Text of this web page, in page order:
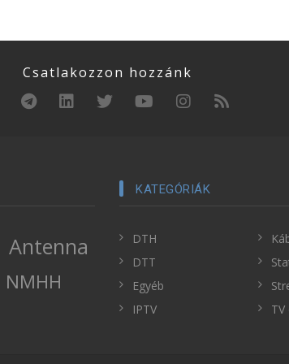
Csatlakozzon hozzánk
Antenna
NMHH
KATEGÓRIÁK
DTH
DTT
Egyéb
IPTV